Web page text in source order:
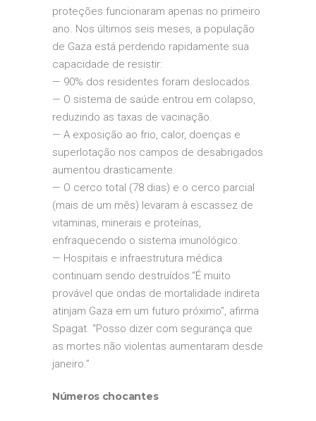
proteções funcionaram apenas no primeiro
ano. Nos últimos seis meses, a população
de Gaza está perdendo rapidamente sua
capacidade de resistir:
— 90% dos residentes foram deslocados.
— O sistema de saúde entrou em colapso,
reduzindo as taxas de vacinação.
— A exposição ao frio, calor, doenças e
superlotação nos campos de desabrigados
aumentou drasticamente.
— O cerco total (78 dias) e o cerco parcial
(mais de um mês) levaram à escassez de
vitaminas, minerais e proteínas,
enfraquecendo o sistema imunológico.
— Hospitais e infraestrutura médica
continuam sendo destruídos.“É muito
provável que ondas de mortalidade indireta
atinjam Gaza em um futuro próximo”, afirma
Spagat. “Posso dizer com segurança que
as mortes não violentas aumentaram desde
janeiro.”
Números chocantes